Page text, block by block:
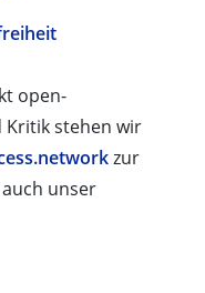
open-
Kritik stehen wir
zur
unser